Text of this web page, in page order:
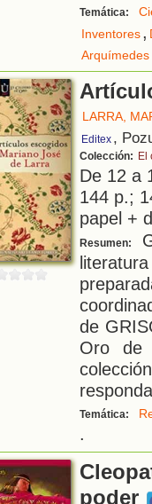
Temática:
Inventores,
Arquímedes
LARRA,
Editex ,
Colección: El
De 12 a
144 p.;
papel +
Resumen:
de
Oro de
Temática:
.
poder